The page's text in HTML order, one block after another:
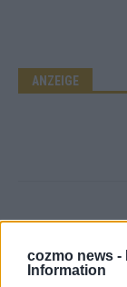
cozmo news -
Information
ANZEIGE